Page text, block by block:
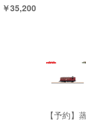
￥35,200
【予約】